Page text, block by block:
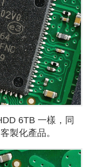
6TB 一樣，同
製化產品。